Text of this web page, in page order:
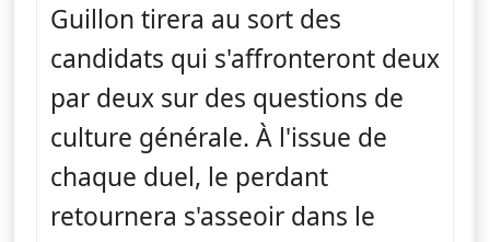
Guillon tirera au sort des
candidats qui s'affronteront deux
par deux sur des questions de
culture générale. À l'issue de
chaque duel, le perdant
retournera s'asseoir dans le